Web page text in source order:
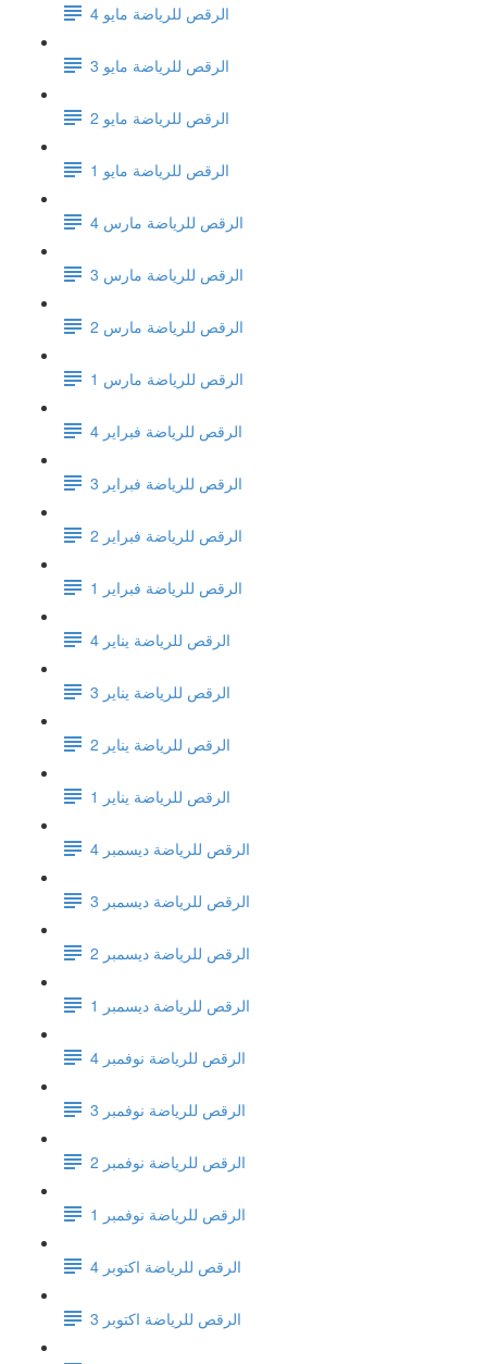
الرقص للرياضة مايو 4
الرقص للرياضة مايو 3
الرقص للرياضة مايو 2
الرقص للرياضة مايو 1
الرقص للرياضة مارس 4
الرقص للرياضة مارس 3
الرقص للرياضة مارس 2
الرقص للرياضة مارس 1
الرقص للرياضة فبراير 4
الرقص للرياضة فبراير 3
الرقص للرياضة فبراير 2
الرقص للرياضة فبراير 1
الرقص للرياضة يناير 4
الرقص للرياضة يناير 3
الرقص للرياضة يناير 2
الرقص للرياضة يناير 1
الرقص للرياضة ديسمبر 4
الرقص للرياضة ديسمبر 3
الرقص للرياضة ديسمبر 2
الرقص للرياضة ديسمبر 1
الرقص للرياضة نوفمبر 4
الرقص للرياضة نوفمبر 3
الرقص للرياضة نوفمبر 2
الرقص للرياضة نوفمبر 1
الرقص للرياضة اكتوبر 4
الرقص للرياضة اكتوبر 3